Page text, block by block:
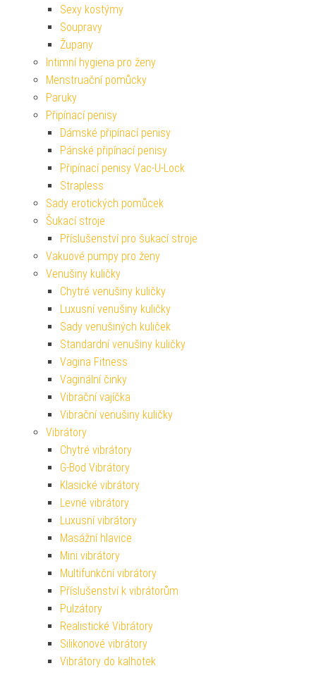
Sexy kostýmy
Soupravy
Župany
Intimní hygiena pro ženy
Menstruační pomůcky
Paruky
Připínací penisy
Dámské připínací penisy
Pánské připínací penisy
Připínací penisy Vac-U-Lock
Strapless
Sady erotických pomůcek
Šukací stroje
Příslušenství pro šukací stroje
Vakuové pumpy pro ženy
Venušiny kuličky
Chytré venušiny kuličky
Luxusní venušiny kuličky
Sady venušiných kuliček
Standardní venušiny kuličky
Vagina Fitness
Vaginální činky
Vibrační vajíčka
Vibrační venušiny kuličky
Vibrátory
Chytré vibrátory
G-Bod Vibrátory
Klasické vibrátory
Levné vibrátory
Luxusní vibrátory
Masážní hlavice
Mini vibrátory
Multifunkční vibrátory
Příslušenství k vibrátorům
Pulzátory
Realistické Vibrátory
Silikonové vibrátory
Vibrátory do kalhotek